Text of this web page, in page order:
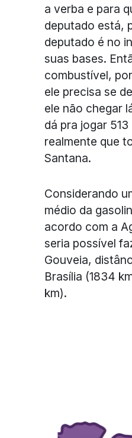
a verba e para
deputado está,
deputado é no
suas bases.
combustível,
ele precisa se
ele não chegar
dá pra jogar
realmente que
Santana.
Considerando
médio da
acordo com a
seria possível
Gouveia,
Brasília (1834
km).